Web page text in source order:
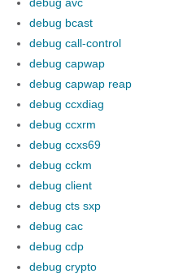
debug bcast
debug call-control
debug capwap
debug capwap reap
debug ccxdiag
debug ccxrm
debug ccxs69
debug cckm
debug client
debug cts sxp
debug cac
debug cdp
debug crypto